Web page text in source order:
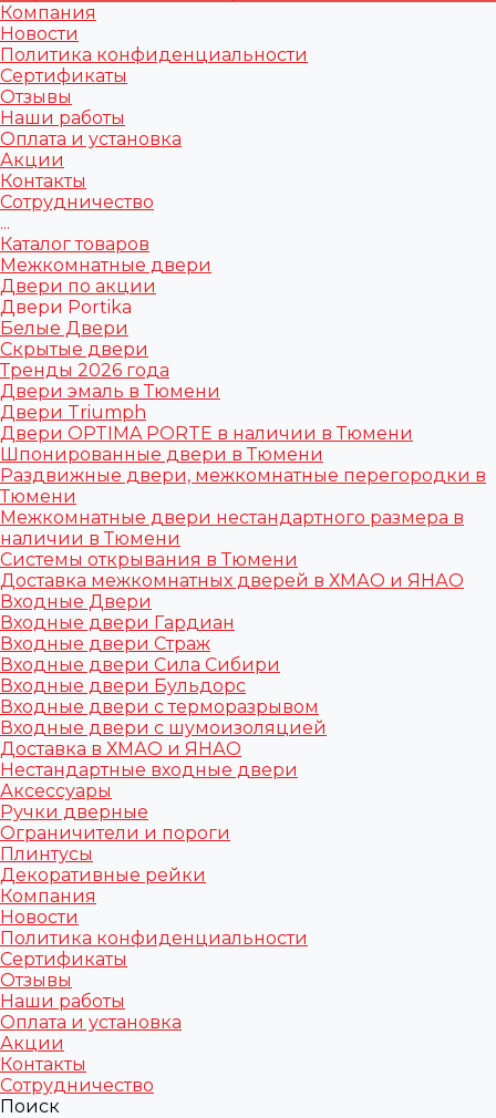
Компания
Новости
Политика конфиденциальности
Сертификаты
Отзывы
Наши работы
Оплата и установка
Акции
Контакты
Сотрудничество
...
Каталог товаров
Межкомнатные двери
Двери по акции
Двери Portika
Белые Двери
Скрытые двери
Тренды 2026 года
Двери эмаль в Тюмени
Двери Triumph
Двери OPTIMA PORTE в наличии в Тюмени
Шпонированные двери в Тюмени
Раздвижные двери, межкомнатные перегородки в
Тюмени
Межкомнатные двери нестандартного размера в
наличии в Тюмени
Системы открывания в Тюмени
Доставка межкомнатных дверей в ХМАО и ЯНАО
Входные Двери
Входные двери Гардиан
Входные двери Страж
Входные двери Сила Сибири
Входные двери Бульдорс
Входные двери с терморазрывом
Входные двери с шумоизоляцией
Доставка в ХМАО и ЯНАО
Нестандартные входные двери
Аксессуары
Ручки дверные
Ограничители и пороги
Плинтусы
Декоративные рейки
Компания
Новости
Политика конфиденциальности
Сертификаты
Отзывы
Наши работы
Оплата и установка
Акции
Контакты
Сотрудничество
Поиск